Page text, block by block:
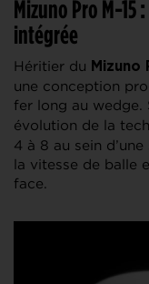
Mizuno Pro M-
intégrée
Héritier du Mizuno
une conception
fer long au wedge.
évolution de la
4 à 8 au sein
la vitesse de balle
face.